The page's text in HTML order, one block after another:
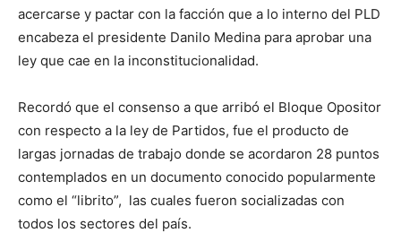
acercarse y pactar con la facción que a lo interno del PLD
encabeza el presidente Danilo Medina para aprobar una
ley que cae en la inconstitucionalidad.
Recordó que el consenso a que arribó el Bloque Opositor
con respecto a la ley de Partidos, fue el producto de
largas jornadas de trabajo donde se acordaron 28 puntos
contemplados en un documento conocido popularmente
como el “librito”, las cuales fueron socializadas con
todos los sectores del país.